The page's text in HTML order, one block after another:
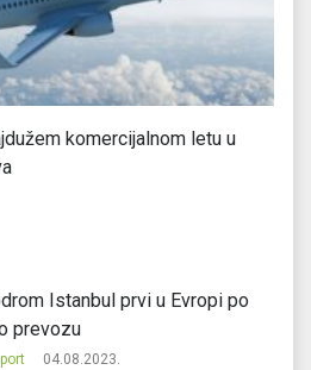
komercijalnom letu u
Istanbul prvi u Evropi po
prevozu
04.08.2023.